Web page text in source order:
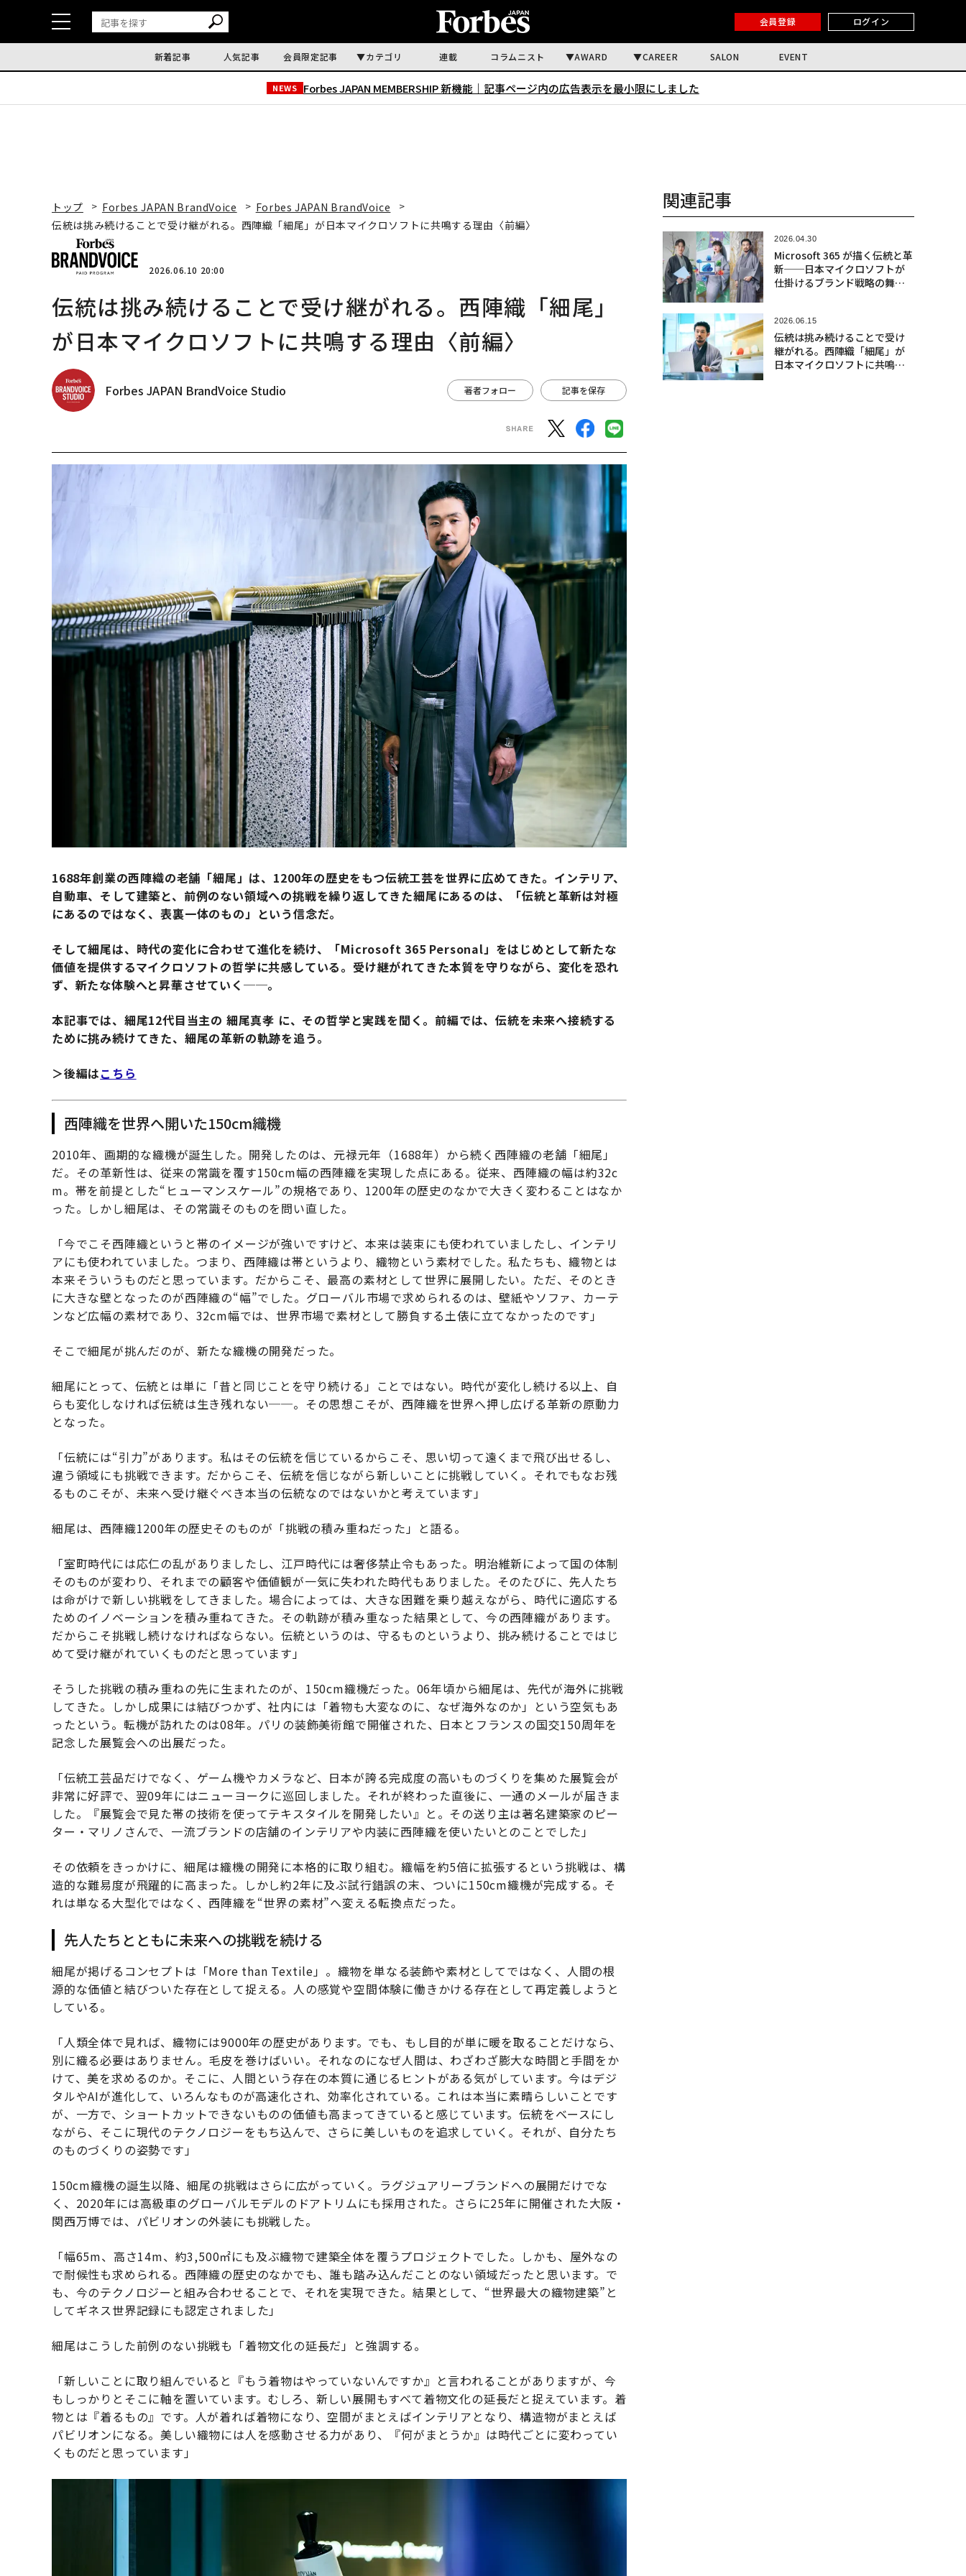
会員登録 ログイン
新着記事 人気記事 会員限定記事 カテゴリ 連載 コラムニスト AWARD CAREER SALON EVENT
NEWS Forbes JAPAN MEMBERSHIP 新機能｜ 記事ページ内の広告表示を最小限にしました
トップ Forbes JAPAN BrandVoice
Forbes JAPAN BrandVoice
伝統は挑み続けることで受け継がれる。西陣織「細尾」が日本マイクロソフトに共鳴する理由〈前編〉
2026.06.10 20:00
伝統は挑み続けることで受け継がれる。西陣織「細尾」
が日本マイクロソフトに共鳴する理由〈前編〉
Forbes JAPAN BrandVoice Studio 著者フォロー 記事を保存
1688年創業の西陣織の老舗「細尾」は、1200年の歴史をもつ伝統工芸を世界に広めてきた。インテリア、
自動車、そして建築と、前例のない領域への挑戦を繰り返してきた細尾にあるのは、「伝統と革新は対極
にあるのではなく、表裏一体のもの」という信念だ。
そして細尾は、時代の変化に合わせて進化を続け、「Microsoft 365 Personal」をはじめとして新たな
価値を提供するマイクロソフトの哲学に共感している。受け継がれてきた本質を守りながら、変化を恐れ
ず、新たな体験へと昇華させていく──。
本記事では、細尾12代目当主の 細尾真孝 に、その哲学と実践を聞く。前編では、伝統を未来へ接続する
ために挑み続けてきた、細尾の革新の軌跡を追う。
＞後編はこちら
西陣織を世界へ開いた150cm織機
2010年、画期的な織機が誕生した。開発したのは、元禄元年（1688年）から続く西陣織の老舗「細尾」
だ。その革新性は、従来の常識を覆す150cm幅の西陣織を実現した点にある。従来、西陣織の幅は約32c
m。帯を前提とした“ヒューマンスケール”の規格であり、1200年の歴史のなかで大きく変わることはなか
った。しかし細尾は、その常識そのものを問い直した。
「今でこそ西陣織というと帯のイメージが強いですけど、本来は装束にも使われていましたし、インテリ
アにも使われていました。つまり、西陣織は帯というより、織物という素材でした。私たちも、織物とは
本来そういうものだと思っています。だからこそ、最高の素材として世界に展開したい。ただ、そのとき
に大きな壁となったのが西陣織の“幅”でした。グローバル市場で求められるのは、壁紙やソファ、カーテ
ンなど広幅の素材であり、32cm幅では、世界市場で素材として勝負する土俵に立てなかったのです」
そこで細尾が挑んだのが、新たな織機の開発だった。
細尾にとって、伝統とは単に「昔と同じことを守り続ける」ことではない。時代が変化し続ける以上、自
らも変化しなければ伝統は生き残れない──。その思想こそが、西陣織を世界へ押し広げる革新の原動力
となった。
「伝統には“引力”があります。私はその伝統を信じているからこそ、思い切って遠くまで飛び出せるし、
違う領域にも挑戦できます。だからこそ、伝統を信じながら新しいことに挑戦していく。それでもなお残
るものこそが、未来へ受け継ぐべき本当の伝統なのではないかと考えています」
細尾は、西陣織1200年の歴史そのものが「挑戦の積み重ねだった」と語る。
「室町時代には応仁の乱がありましたし、江戸時代には奢侈禁止令もあった。明治維新によって国の体制
そのものが変わり、それまでの顧客や価値観が一気に失われた時代もありました。そのたびに、先人たち
は命がけで新しい挑戦をしてきました。場合によっては、大きな困難を乗り越えながら、時代に適応する
ためのイノベーションを積み重ねてきた。その軌跡が積み重なった結果として、今の西陣織があります。
だからこそ挑戦し続けなければならない。伝統というのは、守るものというより、挑み続けることではじ
めて受け継がれていくものだと思っています」
そうした挑戦の積み重ねの先に生まれたのが、150cm織機だった。06年頃から細尾は、先代が海外に挑戦
してきた。しかし成果には結びつかず、社内には「着物も大変なのに、なぜ海外なのか」という空気もあ
ったという。転機が訪れたのは08年。パリの装飾美術館で開催された、日本とフランスの国交150周年を
記念した展覧会への出展だった。
「伝統工芸品だけでなく、ゲーム機やカメラなど、日本が誇る完成度の高いものづくりを集めた展覧会が
非常に好評で、翌09年にはニューヨークに巡回しました。それが終わった直後に、一通のメールが届きま
した。『展覧会で見た帯の技術を使ってテキスタイルを開発したい』と。その送り主は著名建築家のピー
ター・マリノさんで、一流ブランドの店舗のインテリアや内装に西陣織を使いたいとのことでした」
その依頼をきっかけに、細尾は織機の開発に本格的に取り組む。織幅を約5倍に拡張するという挑戦は、構
造的な難易度が飛躍的に高まった。しかし約2年に及ぶ試行錯誤の末、ついに150cm織機が完成する。そ
れは単なる大型化ではなく、西陣織を“世界の素材”へ変える転換点だった。
先人たちとともに未来への挑戦を続ける
細尾が掲げるコンセプトは「More than Textile」。織物を単なる装飾や素材としてではなく、人間の根
源的な価値と結びついた存在として捉える。人の感覚や空間体験に働きかける存在として再定義しようと
している。
「人類全体で見れば、織物には9000年の歴史があります。でも、もし目的が単に暖を取ることだけなら、
別に織る必要はありません。毛皮を巻けばいい。それなのになぜ人間は、わざわざ膨大な時間と手間をか
けて、美を求めるのか。そこに、人間という存在の本質に通じるヒントがある気がしています。今はデジ
タルやAIが進化して、いろんなものが高速化され、効率化されている。これは本当に素晴らしいことです
が、一方で、ショートカットできないものの価値も高まってきていると感じています。伝統をベースにし
ながら、そこに現代のテクノロジーをもち込んで、さらに美しいものを追求していく。それが、自分たち
のものづくりの姿勢です」
150cm織機の誕生以降、細尾の挑戦はさらに広がっていく。ラグジュアリーブランドへの展開だけでな
く、2020年には高級車のグローバルモデルのドアトリムにも採用された。さらに25年に開催された大阪・
関西万博では、パビリオンの外装にも挑戦した。
「幅65m、高さ14m、約3,500㎡にも及ぶ織物で建築全体を覆うプロジェクトでした。しかも、屋外なの
で耐候性も求められる。西陣織の歴史のなかでも、誰も踏み込んだことのない領域だったと思います。で
も、今のテクノロジーと組み合わせることで、それを実現できた。結果として、“世界最大の織物建築”と
してギネス世界記録にも認定されました」
細尾はこうした前例のない挑戦も「着物文化の延長だ」と強調する。
「新しいことに取り組んでいると『もう着物はやっていないんですか』と言われることがありますが、今
もしっかりとそこに軸を置いています。むしろ、新しい展開もすべて着物文化の延長だと捉えています。着
物とは『着るもの』です。人が着れば着物になり、空間がまとえばインテリアとなり、構造物がまとえば
パビリオンになる。美しい織物には人を感動させる力があり、『何がまとうか』は時代ごとに変わってい
くものだと思っています」
関連記事
2026.04.30
Microsoft 365 が描く伝統と革
新──日本マイクロソフトが
仕掛けるブランド戦略の舞台
2026.06.15
伝統は挑み続けることで受け
継がれる。西陣織「細尾」が
日本マイクロソフトに共鳴す